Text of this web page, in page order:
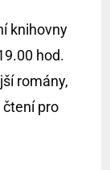
knihovny
hod.
romány,
čtení pro